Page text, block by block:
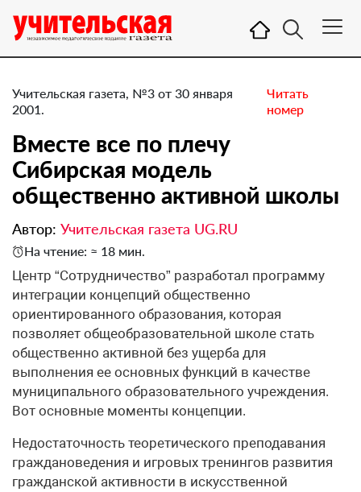
Учительская газета, №3 от 30 января
2001.
Читать
номер
Вместе все по плечу
Сибирская модель
общественно активной школы
Автор: Учительская газета UG.RU
На чтение: ≈ 18 мин.
Центр “Сотрудничество” разработал программу
интеграции концепций общественно
ориентированного образования, которая
позволяет общеобразовательной школе стать
общественно активной без ущерба для
выполнения ее основных функций в качестве
муниципального образовательного учреждения.
Вот основные моменты концепции.
Недостаточность теоретического преподавания
граждановедения и игровых тренингов развития
гражданской активности в искусственной